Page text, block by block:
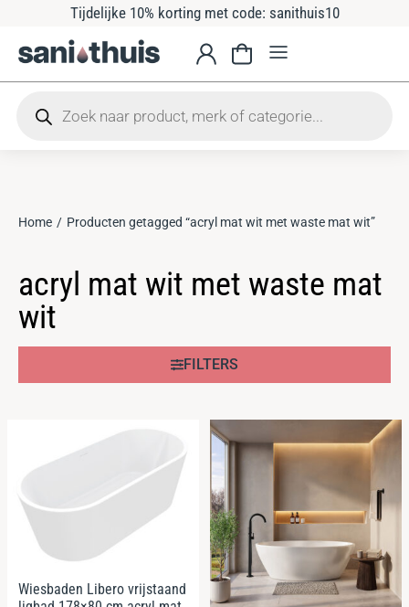
Tijdelijke 10% korting met code: sanithuis10
Je bent hier:
Home Producten getagged “acryl mat wit met waste mat wit”
acryl mat wit met waste mat
wit
FILTERS
Wiesbaden Libero vrijstaand